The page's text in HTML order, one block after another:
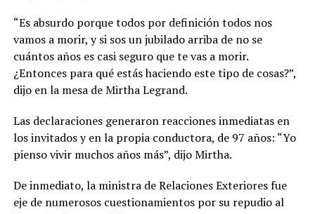
“Es absurdo porque todos por definición todos nos
vamos a morir, y si sos un jubilado arriba de no se
cuántos años es casi seguro que te vas a morir.
¿Entonces para qué estás haciendo este tipo de cosas?”,
dijo en la mesa de Mirtha Legrand.
Las declaraciones generaron reacciones inmediatas en
los invitados y en la propia conductora, de 97 años: “Yo
pienso vivir muchos años más”, dijo Mirtha.
De inmediato, la ministra de Relaciones Exteriores fue
eje de numerosos cuestionamientos por su repudio al